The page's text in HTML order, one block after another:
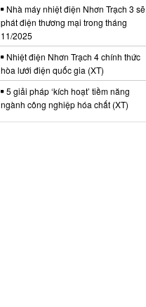
Nhà máy nhiệt điện Nhơn Trạch 3 sẽ
phát điện thương mại trong tháng
11/2025
Nhiệt điện Nhơn Trạch 4 chính thức
hòa lưới điện quốc gia (XT)
5 giải pháp ‘kích hoạt’ tiềm năng
ngành công nghiệp hóa chất (XT)